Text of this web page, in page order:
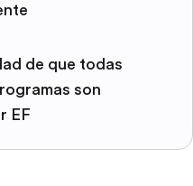
de que todas
son
EF